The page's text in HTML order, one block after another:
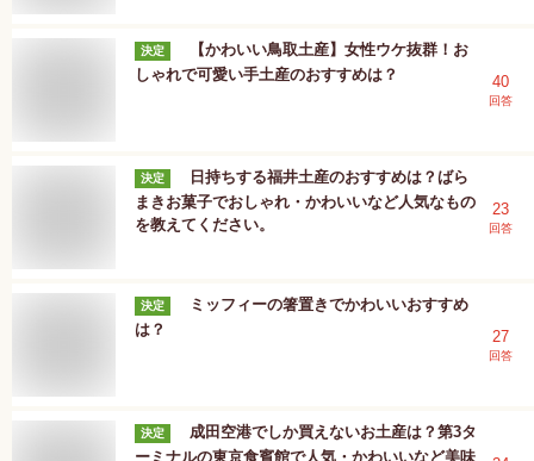
決定
【かわいい鳥取土産】女性ウケ抜群！お
しゃれで可愛い手土産のおすすめは？
40
回答
決定
日持ちする福井土産のおすすめは？ばら
まきお菓子でおしゃれ・かわいいなど人気なもの
を教えてください。
23
回答
決定
ミッフィーの箸置きでかわいいおすすめ
は？
27
回答
決定
成田空港でしか買えないお土産は？第3タ
ーミナルの東京食賓館で人気・かわいいなど美味